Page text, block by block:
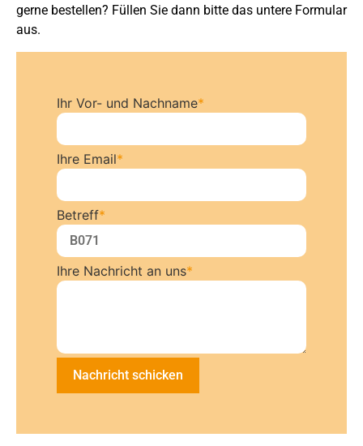
gerne bestellen? Füllen Sie dann bitte das untere Formular
aus.
Ihr Vor- und Nachname*
Ihre Email*
Betreff*
Ihre Nachricht an uns*
Nachricht schicken